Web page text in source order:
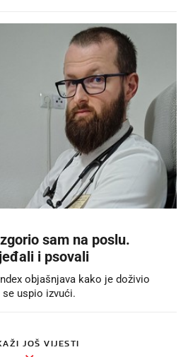
sam na poslu.
i psovali
objašnjava kako je doživio
uspio izvući.
JOŠ VIJESTI